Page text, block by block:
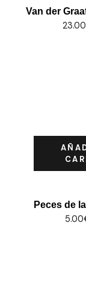
Van der
23.00
Peces de
5.00